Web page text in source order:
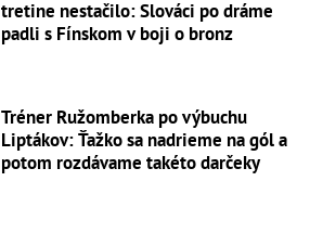
tretine nestačilo: Slováci po dráme
padli s Fínskom v boji o bronz
Tréner Ružomberka po výbuchu
Liptákov: Ťažko sa nadrieme na gól a
potom rozdávame takéto darčeky